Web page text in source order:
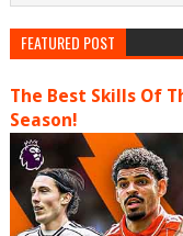
FEATURED POST
The Best Skills Of
Season!